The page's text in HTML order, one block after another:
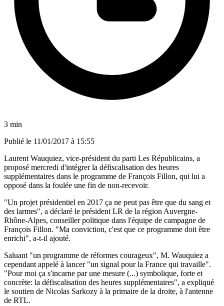
3 min
Publié le 11/01/2017 à 15:55
Laurent Wauquiez, vice-président du parti Les Républicains, a
proposé mercredi d'intégrer la défiscalisation des heures
supplémentaires dans le programme de François Fillon, qui lui a
opposé dans la foulée une fin de non-recevoir.
"Un projet présidentiel en 2017 ça ne peut pas être que du sang et
des larmes", a déclaré le président LR de la région Auvergne-
Rhône-Alpes, conseiller politique dans l'équipe de campagne de
François Fillon. "Ma conviction, c'est que ce programme doit être
enrichi", a-t-il ajouté.
Saluant "un programme de réformes courageux", M. Wauquiez a
cependant appelé à lancer "un signal pour la France qui travaille".
"Pour moi ça s'incarne par une mesure (...) symbolique, forte et
concrète: la défiscalisation des heures supplémentaires", a expliqué
le soutien de Nicolas Sarkozy à la primaire de la droite, à l'antenne
de RTL.